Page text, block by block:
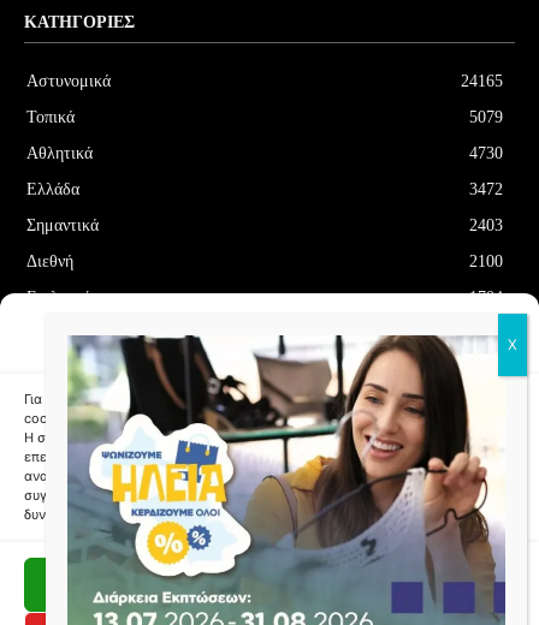
Cookies
Για να παρέχουμε την καλύτερη εμπειρία, χρησιμοποιούμε τεχνολογίες όπως
cookies για την αποθήκευση ή/και την πρόσβαση σε πληροφορίες συσκευών.
Η συγκατάθεση σε αυτές τις τεχνολογίες θα επιτρέψει σε εμάς να
επεξεργαστούμε δεδομένα όπως συμπεριφορά περιήγησης ή μοναδικά
αναγνωριστικά σε αυτόν τον ιστότοπο. Η μη συγκατάθεση ή η ανάκληση της
συγκατάθεσης, μπορεί να επηρεάσει αρνητικά αρνητικά ορισμένες
δυνατότητες και λειτουργίες.
Αποδοχή
ΚΑΤΗΓΟΡΊΕΣ
Αστυνομικά
24165
Τοπικά
5079
Αθλητικά
4730
Ελλάδα
3472
Σημαντικά
2403
Διεθνή
2100
Επιλεγμένα
1704
Οικονομία
1180
Δελτία Τύπου
ΌΡΟΙ ΚΑΙ ΠΡΟΫΠΟΘΈΣΕΙΣ
ΠΟΛΙΤΙΚΉ COOKIES (ΕΕ)
ΑΠΟΠΟΊΗΣΗ ΕΥΘΥΝΏΝ
ΔΉΛΩΣΗ ΑΠΟΡΡΉΤΟΥ
Copyright © Papafotis.gr 2024